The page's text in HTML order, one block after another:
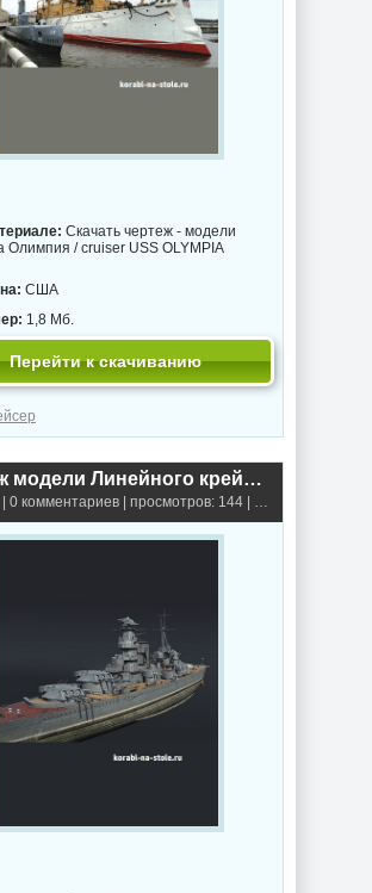
Скачать чертеж - модели
Олимпия / cruiser USS OLYMPIA
США
1,8 Мб.
Перейти к скачиванию
Чертёж модели Линейного крейсера Кронштадт / Battlecruiser Kronshtadt (1939) для сборки и историческая справка
| 0 комментариев | просмотров: 144 | Крейсеры